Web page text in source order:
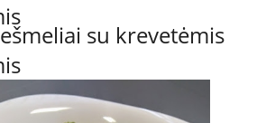
su krevetėmis